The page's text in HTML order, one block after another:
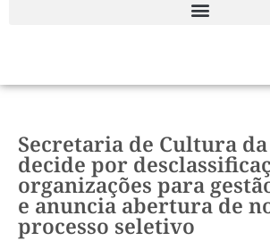
Secretaria de Cultura
decide por
organizações para
e anuncia abertura de
processo seletivo